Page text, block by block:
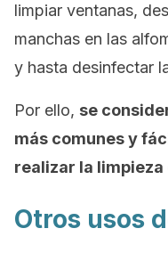
limpiar ventanas,
manchas en las
y hasta desinfectar
Por ello, se
más comunes y
realizar la limpieza
Otros usos